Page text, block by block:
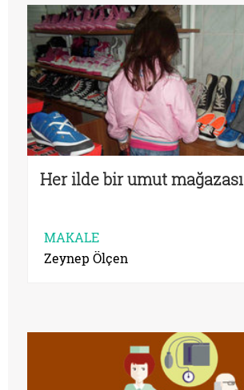
Her ilde bir umut mağazası
MAKALE
Zeynep Ölçen